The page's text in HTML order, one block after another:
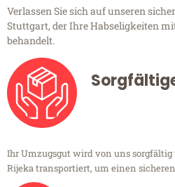
Verlassen Sie sich auf unseren
Stuttgart, der Ihre Habseligkeiten
behandelt.
Ihr Umzugsgut wird von uns
Rijeka transportiert, um einen